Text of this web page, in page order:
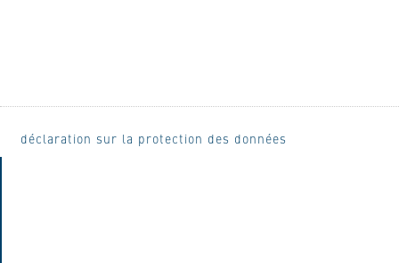
déclaration sur la protection des données